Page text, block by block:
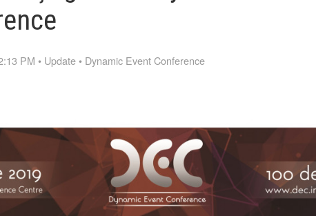
PM • Update • Dynamic Event Conference